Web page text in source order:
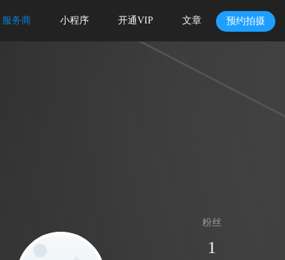
服务商 小程序 开通VIP 文章 预约拍摄
粉丝
1